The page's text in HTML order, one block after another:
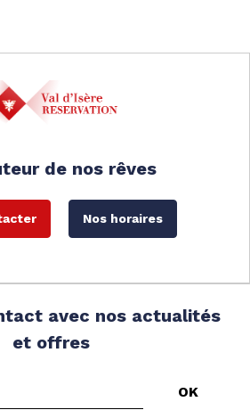
de nos rêves
Nos horaires
avec nos actualités
et offres